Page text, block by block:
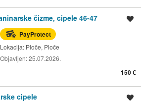
čizme, cipele 46-47
PayProtect
Lokacija: Ploče, Ploče
Objavljen:25.07.2026.
150 €
cipele